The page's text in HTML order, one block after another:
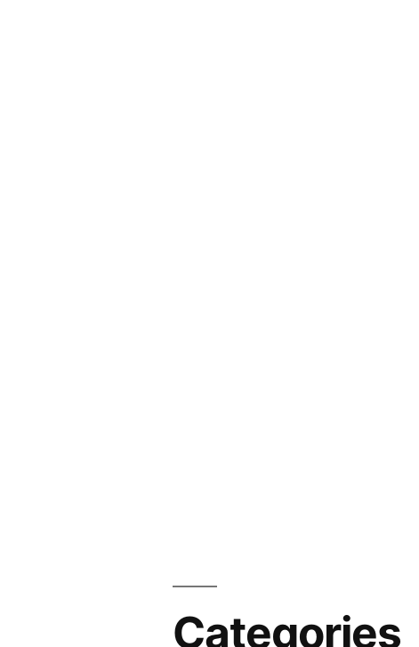
Categories